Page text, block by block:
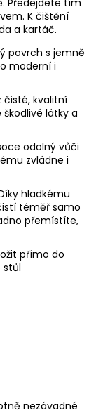
Předejdete tím
K čištění
a kartáč.
povrch s jemně
moderní i
čisté, kvalitní
látky a
odolný vůči
zvládne i
hladkému
téměř samo
přemístíte,
přímo do
stůl
nezávadné